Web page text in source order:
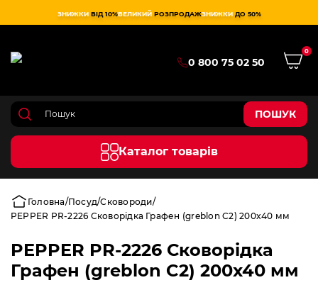
ЗНИЖКИ ВІД 10%ВЕЛИКИЙ РОЗПРОДАЖЗНИЖКИ ДО 50%
0 800 75 02 50
0
ПОШУК
Каталог товарів
Головна Посуд Сковороди
PEPPER PR-2226 Сковорідка Графен (greblon C2) 200x40 мм
PEPPER PR-2226 Сковорідка
Графен (greblon C2) 200x40 мм